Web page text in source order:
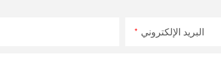
البريد الإلكتروني